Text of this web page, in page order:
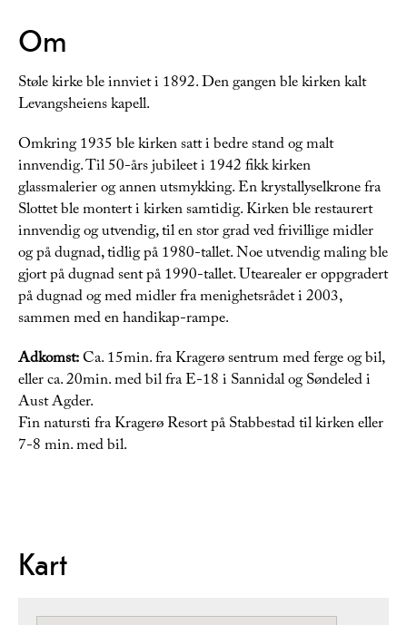
Om
Støle kirke ble innviet i 1892. Den gangen ble kirken kalt
Levangsheiens kapell.
Omkring 1935 ble kirken satt i bedre stand og malt
innvendig. Til 50-års jubileet i 1942 fikk kirken
glassmalerier og annen utsmykking. En krystallyselkrone fra
Slottet ble montert i kirken samtidig. Kirken ble restaurert
innvendig og utvendig, til en stor grad ved frivillige midler
og på dugnad, tidlig på 1980-tallet. Noe utvendig maling ble
gjort på dugnad sent på 1990-tallet. Utearealer er oppgradert
på dugnad og med midler fra menighetsrådet i 2003,
sammen med en handikap-rampe.
Adkomst:Ca. 15min. fra Kragerø sentrum med ferge og bil,
eller ca. 20min. med bil fra E-18 i Sannidal og Søndeled i
Aust Agder.
Fin natursti fra Kragerø Resort på Stabbestad til kirken eller
7-8 min. med bil.
Kart